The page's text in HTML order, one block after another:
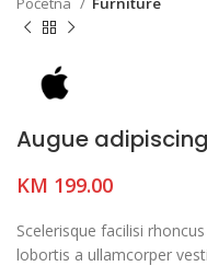
Augue
KM 199.00
Scelerisque facilisi
lobortis a ullamcorper